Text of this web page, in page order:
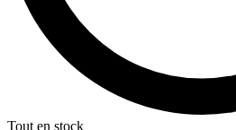
Tout en stock